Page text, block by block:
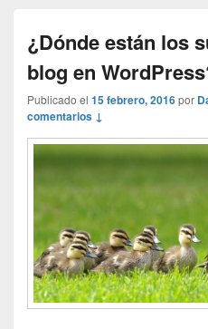
¿Dónde están los
blog en
Publicado el 15 febrero, 2016por
comentarios ↓